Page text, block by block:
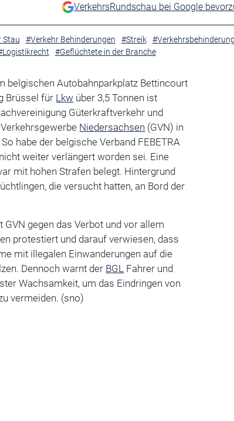
VerkehrsRundschau bei Google
Stau #Verkehr Behinderungen #Streik
#Geflüchtete in der Branche
belgischen Autobahnparkplatz Bettincourt
Brüssel für Lkw über 3,5 Tonnen ist
Güterkraftverkehr und
Niedersachsen (GVN) in
habe der belgische Verband FEBETRA
weiter verlängert worden sei. Eine
mit hohen Strafen belegt. Hintergrund
die versucht hatten, an Bord der
GVN gegen das Verbot und vor allem
protestiert und darauf verwiesen, dass
mit illegalen Einwanderungen auf die
Dennoch warnt der BGL Fahrer und
Wachsamkeit, um das Eindringen von
vermeiden. (sno)